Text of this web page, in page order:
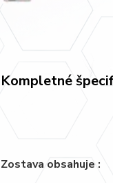
Kompletné
Zostava obsahuje :